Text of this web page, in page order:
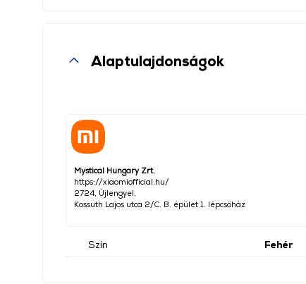
Alaptulajdonságok
Mystical Hungary Zrt.
https://xiaomiofficial.hu/
2724, Újlengyel,
Kossuth Lajos utca 2/C. B. épület 1. lépcsőház
Szín Fehér